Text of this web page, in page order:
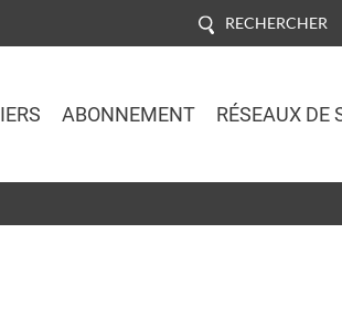
RECHERCHER
ABONNEMENT RÉSEAUX DE